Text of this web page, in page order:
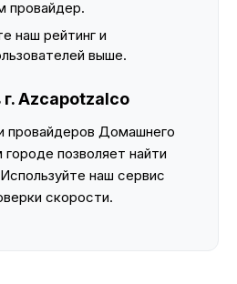
провайдер.
наш рейтинг и
выше.
Azcapotzalco
провайдеров Домашнего
позволяет найти
наш сервис
скорости.